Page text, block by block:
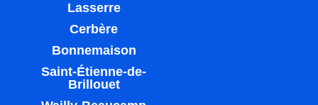
Lasserre
Cerbère
Bonnemaison
Saint-Étienne-de-
Brillouet